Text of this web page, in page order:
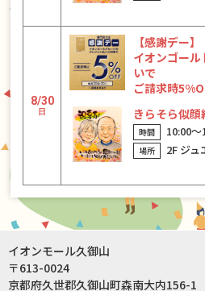
8/30
日
【感謝デー】
イオンゴー
いで
ご請求時
きらそら似顔
10:00〜
2F ジュ
イオンモール久御山
〒613-0024
京都府久世郡久御山町森南大内156-1